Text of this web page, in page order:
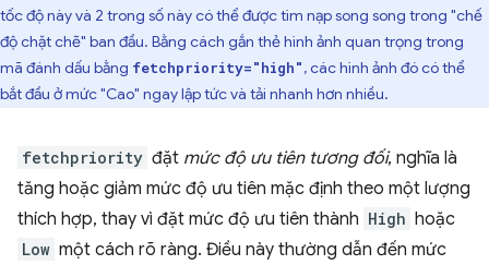
tốc độ này và 2 trong số này có thể được tìm nạp song song trong "chế
độ chặt chẽ" ban đầu. Bằng cách gắn thẻ hình ảnh quan trọng trong
mã đánh dấu bằng fetchpriority="high", các hình ảnh đó có thể
bắt đầu ở mức "Cao" ngay lập tức và tải nhanh hơn nhiều.
fetchpriority đặt mức độ ưu tiên tương đối, nghĩa là
tăng hoặc giảm mức độ ưu tiên mặc định theo một lượng
thích hợp, thay vì đặt mức độ ưu tiên thành High hoặc
Low một cách rõ ràng. Điều này thường dẫn đến mức